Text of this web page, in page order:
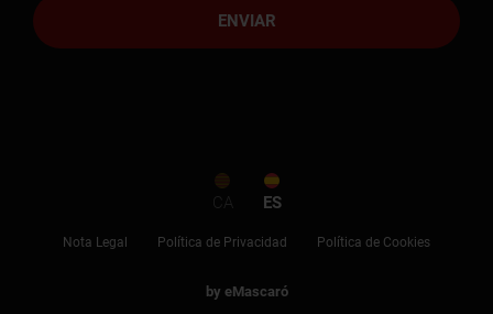
ENVIAR
CA ES
Nota Legal Política de Privacidad Política de Cookies
by eMascaró